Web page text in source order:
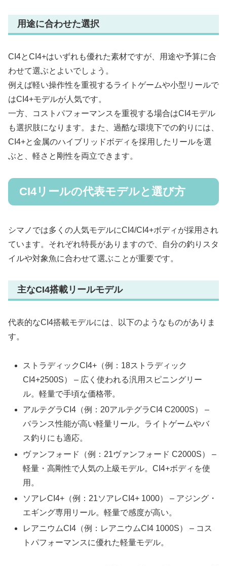
用途に合わせた選択
CI4とCI4+はいずれも優れた素材ですが、用途や予算に合
わせて選ぶとよいでしょう。
例えば軽い操作性を重視するライトゲームや小型リールで
はCI4+モデルが人気です。
一方、コストパフォーマンスを重視する場合はCI4モデル
も選択肢になります。また、過酷な環境下での釣りには、
CI4+と金属のハイブリッドボディを採用したリールを選
ぶと、軽さと剛性を両立できます。
CI4リールの代表モデルと選び方
シマノでは多くの人気モデルにCI4/CI4+ボディが採用され
ています。それぞれ特長がありますので、自分の釣りスタ
イルや対象魚に合わせて選ぶことが重要です。
主なCI4搭載リールモデル
代表的なCI4搭載モデルには、以下のようなものがありま
す。
ストラディックCI4+（例：18ストラディック
CI4+2500S） – 広く使われる汎用スピニングリー
ル。軽量で手頃な価格帯。
アルテグラCI4（例：20アルテグラCI4 C2000S） –
バランス性能が高い軽量リール。ライトゲームやバ
ス釣りにも適応。
ヴァンフォード（例：21ヴァンフォード C2000S） –
軽量・高剛性で人気の上級モデル。CI4+ボディを使
用。
ソアレCI4+（例：21ソアレCI4+ 1000） – アジング・
エギング専用リール。軽量で感度が高い。
レアニウムCI4（例：レアニウムCI4 1000S） – コス
トパフォーマンスに優れた軽量モデル。